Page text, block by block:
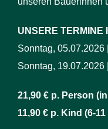
UNSERE TERMINE
Sonntag,
Sonntag,
21,90 € p. Person
11,90 € p. Kind (6-